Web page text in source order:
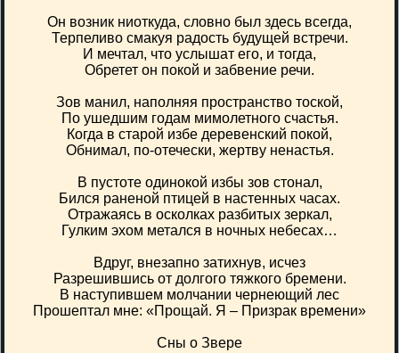
Он возник ниоткуда, словно был здесь всегда,
Терпеливо смакуя радость будущей встречи.
И мечтал, что услышат его, и тогда,
Обретет он покой и забвение речи.
Зов манил, наполняя пространство тоской,
По ушедшим годам мимолетного счастья.
Когда в старой избе деревенский покой,
Обнимал, по-отечески, жертву ненастья.
В пустоте одинокой избы зов стонал,
Бился раненой птицей в настенных часах.
Отражаясь в осколках разбитых зеркал,
Гулким эхом метался в ночных небесах…
Вдруг, внезапно затихнув, исчез
Разрешившись от долгого тяжкого бремени.
В наступившем молчании чернеющий лес
Прошептал мне: «Прощай. Я – Призрак времени»
Сны о Звере